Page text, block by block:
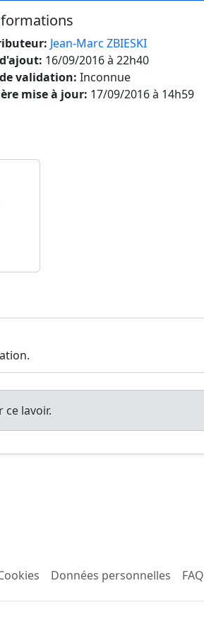
Jean-Marc ZBIESKI
16/09/2016 à 22h40
validation: Inconnue
mise à jour: 17/09/2016 à 14h59
lavoir.
Données personnelles FAQ